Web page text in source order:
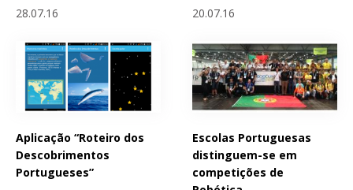
28.07.16
20.07.16
Aplicação “Roteiro dos
Descobrimentos
Portugueses”
Escolas Portuguesas
distinguem-se em
competições de